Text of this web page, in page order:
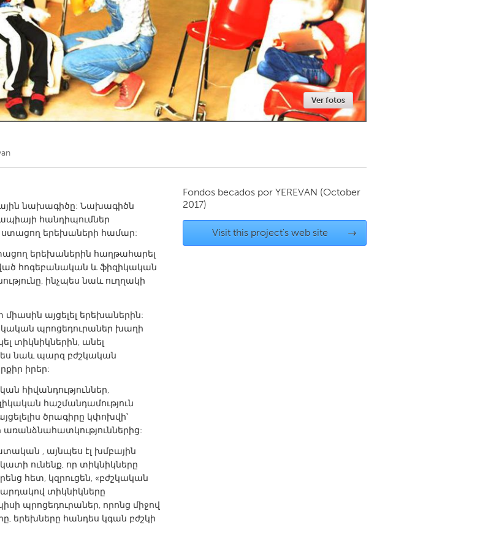
Kitchener-Waterloo New Glasgow
Newmarket
Toronto
Baltimore, MD
Cleveland, OH
Gloucester, MA
Miami, FL
Portland, OR
San Francisco, CA San Jose, CA
St. Paul, MN State College, PA
Ver fotos
նախագիծը: Նախագիծն
հանդիպումներ
ստացող երեխաների համար:
երեխաներին հաղթահարել
հոգեբանական և ֆիզիկական
ինչպես նաև ուղղակի
այցելել երեխաներին:
պրոցեդուրաներ խաղի
տիկնիկներին, անել
նաև պարզ բժշկական
իրեր:
հիվանդություններ,
հաշմանդամություն
ծրագիրը կփոխվի՝
, այնպես էլ խմբային
ունենք, որ տիկնիկները
հետ, կզրուցեն, «բժշկական
տիկնիկները
պրոցեդուրաներ, որոնց միջով
երեխները հանդես կգան բժշկի
Fondos becados por YEREVAN (October
2017)
Visit this project's web site →